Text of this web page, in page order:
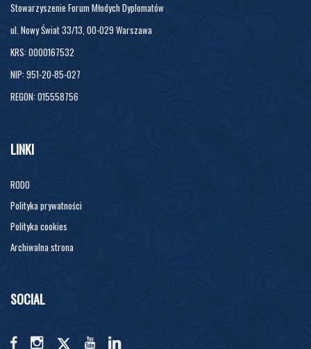
Stowarzyszenie Forum Młodych Dyplomatów
ul. Nowy Świat 33/13, 00-029 Warszawa
KRS: 0000167532
NIP: 951-20-85-027
REGON: 015558756
LINKI
RODO
Polityka prywatności
Polityka cookies
Archiwalna strona
SOCIAL